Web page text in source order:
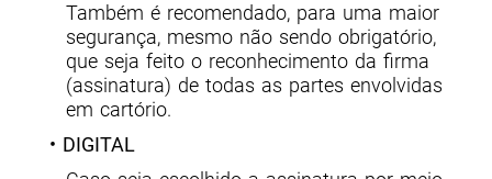
Também é recomendado, para uma maior
segurança, mesmo não sendo obrigatório,
que seja feito o reconhecimento da firma
(assinatura) de todas as partes envolvidas
em cartório.
• DIGITAL